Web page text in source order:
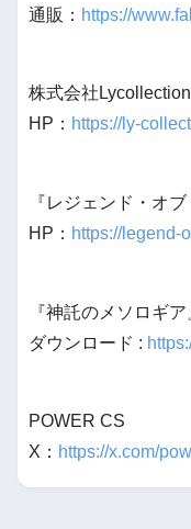
通販： https://
株式会社Lycollection
HP： https://ly-
『レジェンド・オブ
HP： https://legend-
『神託のメソロギア
ダウンロード :
POWER CS
X： https://x.com/